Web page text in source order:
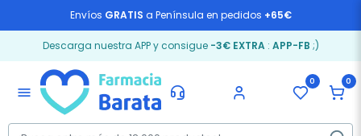
Envíos GRATIS a Península en pedidos +65€
Descarga nuestra APP y consigue -3€ EXTRA: APP-FB ;)
menu
0 0